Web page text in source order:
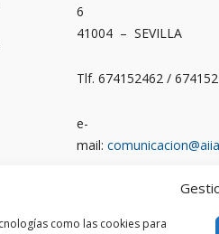
como las cookies para
6
41004 – SEVILLA
Tlf. 674152462 /
e-
mail:
Ámbito territorial:
Córdoba, Huelva y